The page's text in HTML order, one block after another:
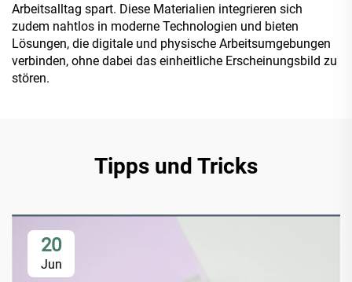
Arbeitsalltag spart. Diese Materialien integrieren sich
zudem nahtlos in moderne Technologien und bieten
Lösungen, die digitale und physische Arbeitsumgebungen
verbinden, ohne dabei das einheitliche Erscheinungsbild zu
stören.
Tipps und Tricks
20
Jun